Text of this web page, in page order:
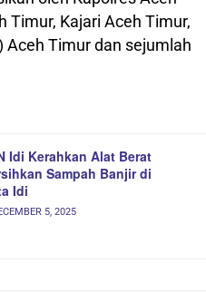
Timur, Kajari Aceh Timur,
Aceh Timur dan sejumlah
Idi Kerahkan Alat Berat
Sampah Banjir di
Idi
5, 2025